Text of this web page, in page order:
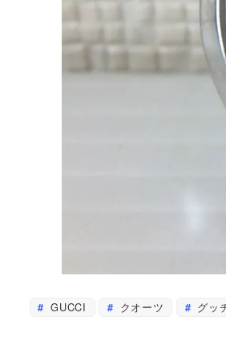
GUCCI クオーツ グッ